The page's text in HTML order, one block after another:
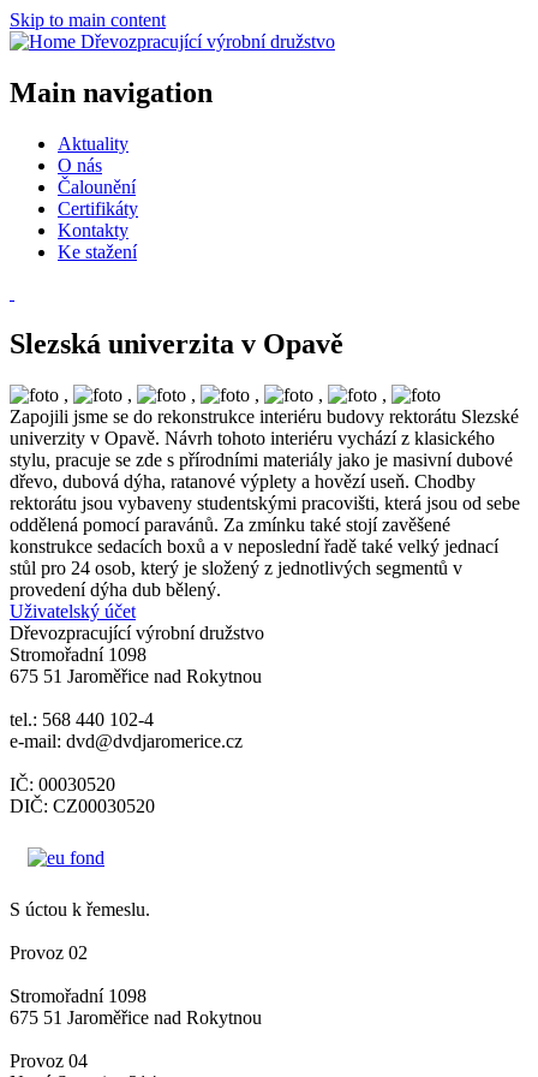
Skip to main content
Dřevozpracující výrobní družstvo
Main navigation
Aktuality
O nás
Čalounění
Certifikáty
Kontakty
Ke stažení
Slezská univerzita v Opavě
, , , , ,
,
Zapojili jsme se do rekonstrukce interiéru budovy rektorátu Slezské
univerzity v Opavě. Návrh tohoto interiéru vychází z klasického
stylu, pracuje se zde s přírodními materiály jako je masivní dubové
dřevo, dubová dýha, ratanové výplety a hovězí useň. Chodby
rektorátu jsou vybaveny studentskými pracovišti, která jsou od sebe
oddělená pomocí paravánů. Za zmínku také stojí zavěšené
konstrukce sedacích boxů a v neposlední řadě také velký jednací
stůl pro 24 osob, který je složený z jednotlivých segmentů v
provedení dýha dub bělený.
Uživatelský účet
Dřevozpracující výrobní družstvo
Stromořadní 1098
675 51 Jaroměřice nad Rokytnou
tel.: 568 440 102-4
e-mail: dvd@dvdjaromerice.cz
IČ: 00030520
DIČ: CZ00030520
S úctou k řemeslu.
Provoz 02
Stromořadní 1098
675 51 Jaroměřice nad Rokytnou
Provoz 04